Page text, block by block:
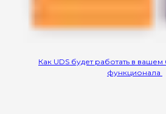
Как UDS будет работать в
функционала